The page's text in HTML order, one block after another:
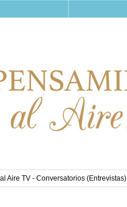
Aire TV - Conversatorios (Entrevistas)